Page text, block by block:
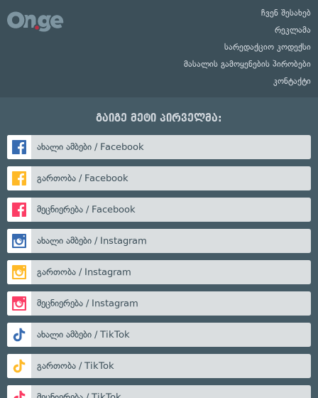
ჩვენ შესახებ
რეკლამა
სარედაქციო კოდექსი
მასალის გამოყენების პირობები
კონტაქტი
გაიგე მეტი პირველმა:
ახალი ამბები / Facebook
გართობა / Facebook
მეცნიერება / Facebook
ახალი ამბები / Instagram
გართობა / Instagram
მეცნიერება / Instagram
ახალი ამბები / TikTok
გართობა / TikTok